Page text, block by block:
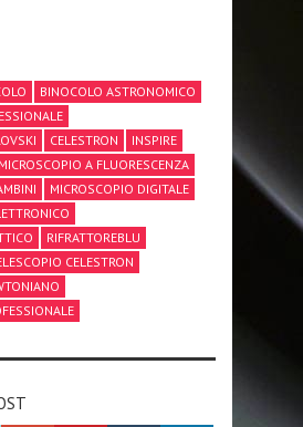
BINOCOLO ASTRONOMICO
CELESTRON
INSPIRE
MICROSCOPIO A FLUORESCENZA
MICROSCOPIO DIGITALE
RIFRATTOREBLU
CELESTRON